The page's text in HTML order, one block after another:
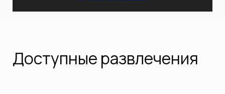
Доступные развлечения